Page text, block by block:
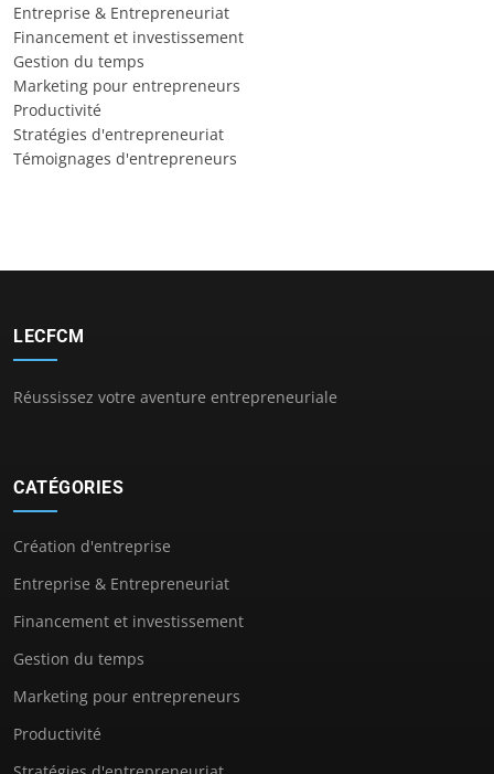
Entreprise & Entrepreneuriat
Financement et investissement
Gestion du temps
Marketing pour entrepreneurs
Productivité
Stratégies d'entrepreneuriat
Témoignages d'entrepreneurs
LECFCM
Réussissez votre aventure entrepreneuriale
CATÉGORIES
Création d'entreprise
Entreprise & Entrepreneuriat
Financement et investissement
Gestion du temps
Marketing pour entrepreneurs
Productivité